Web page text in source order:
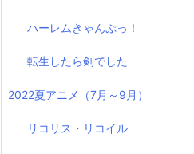
ハーレムきゃんぷっ！
転生したら剣でした
2022夏アニメ（7月～9月）
リコリス・リコイル